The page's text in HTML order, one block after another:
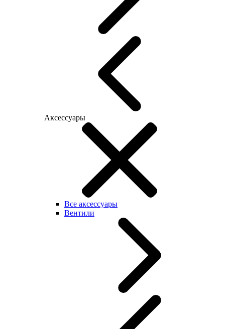
Аксессуары
Все аксессуары
Вентили